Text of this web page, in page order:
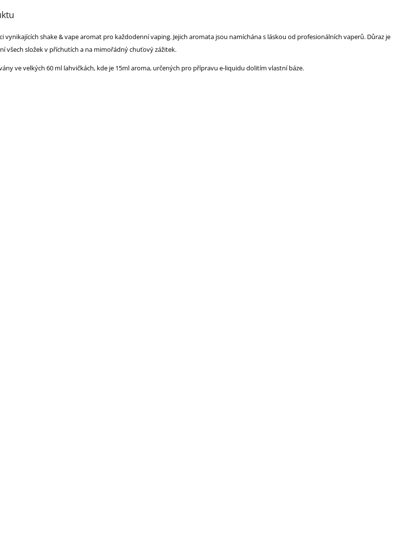
vynikajících shake & vape aromat pro každodenní vaping. Jejich aromata jsou namíchána s láskou od profesionálních vaperů. Důraz je
všech složek v příchutích a na mimořádný chuťový zážitek.
ve velkých 60 ml lahvičkách, kde je 15ml aroma, určených pro přípravu e-liquidu dolitím vlastní báze.